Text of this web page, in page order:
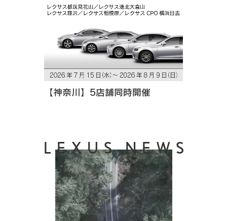
【神奈川】5店舗同時開催
LEXUS NEWS